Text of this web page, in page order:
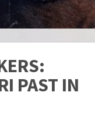
PAST IN